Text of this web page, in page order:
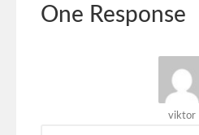
One Response
viktor